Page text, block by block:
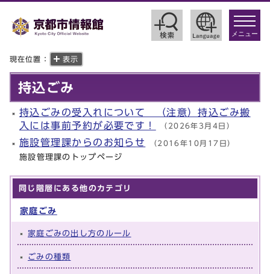
toggle
メニュー
現在位置： 表示
持込ごみ
持込ごみの受入れについて （注意）持込ごみ搬
入には事前予約が必要です！ （2026年3月4日）
施設管理課からのお知らせ （2016年10月17日）
施設管理課のトップページ
同じ階層にある他のカテゴリ
家庭ごみ
家庭ごみの出し方のルール
ごみの種類